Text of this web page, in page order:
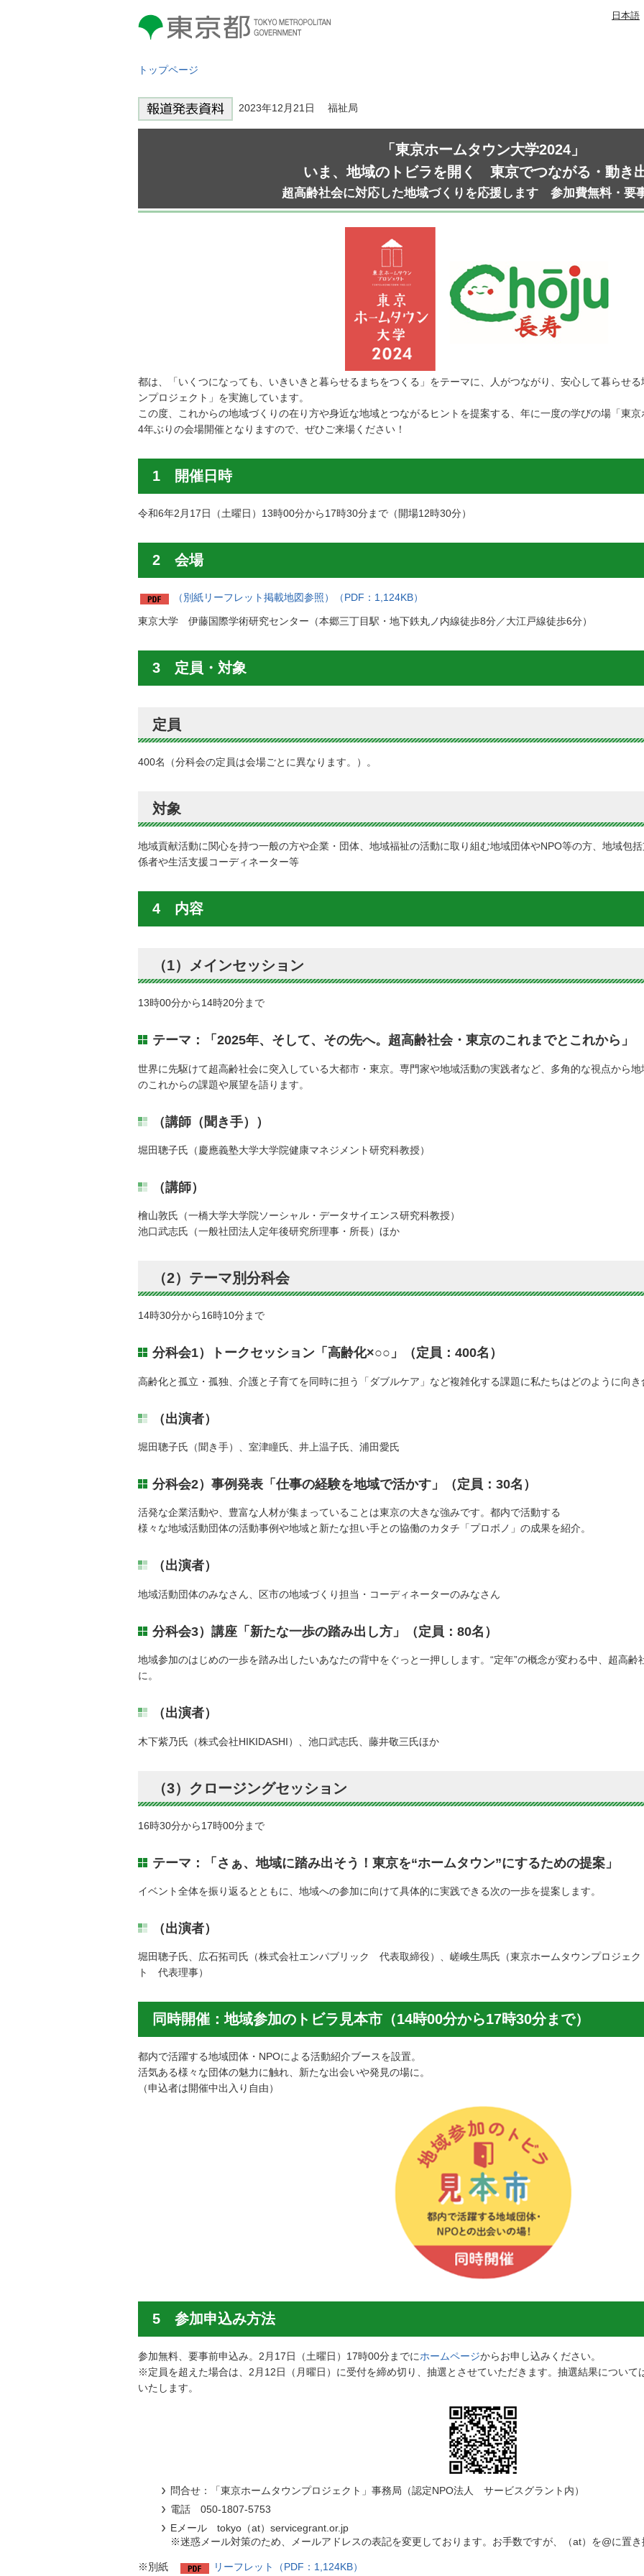
東京都 TOKYO METROPOLITAN
GOVERNMENT
日本語
トップページ
2023年12月21日 福祉局
「東京ホームタウン大学2024」
いま、地域のトビラを開く 東京でつながる・動き
超高齢社会に対応した地域づくりを応援します 参加費無料・要
都は、「いくつになっても、いきいきと暮らせるまちをつくる」をテーマに、人がつながり、安心して暮らせ
ンプロジェクト」を実施しています。
この度、これからの地域づくりの在り方や身近な地域とつながるヒントを提案する、年に一度の学びの場「東京
4年ぶりの会場開催となりますので、ぜひご来場ください！
1 開催日時
令和6年2月17日（土曜日）13時00分から17時30分まで（開場12時30分）
2 会場
（別紙リーフレット掲載地図参照）（PDF：1,124KB）
東京大学 伊藤国際学術研究センター（本郷三丁目駅・地下鉄丸ノ内線徒歩8分／大江戸線徒歩6分）
3 定員・対象
定員
400名（分科会の定員は会場ごとに異なります。）。
対象
地域貢献活動に関心を持つ一般の方や企業・団体、地域福祉の活動に取り組む地域団体やNPO等の方、地域包
係者や生活支援コーディネーター等
4 内容
（1）メインセッション
13時00分から14時20分まで
テーマ：「2025年、そして、その先へ。超高齢社会・東京のこれまでとこれから」
世界に先駆けて超高齢社会に突入している大都市・東京。専門家や地域活動の実践者など、多角的な視点から
のこれからの課題や展望を語ります。
（講師（聞き手））
堀田聰子氏（慶應義塾大学大学院健康マネジメント研究科教授）
（講師）
檜山敦氏（一橋大学大学院ソーシャル・データサイエンス研究科教授）
池口武志氏（一般社団法人定年後研究所理事・所長）ほか
（2）テーマ別分科会
14時30分から16時10分まで
分科会1）トークセッション「高齢化×○○」（定員：400名）
高齢化と孤立・孤独、介護と子育てを同時に担う「ダブルケア」など複雑化する課題に私たちはどのように向き
（出演者）
堀田聰子氏（聞き手）、室津瞳氏、井上温子氏、浦田愛氏
分科会2）事例発表「仕事の経験を地域で活かす」（定員：30名）
活発な企業活動や、豊富な人材が集まっていることは東京の大きな強みです。都内で活動する
様々な地域活動団体の活動事例や地域と新たな担い手との協働のカタチ「プロボノ」の成果を紹介。
（出演者）
地域活動団体のみなさん、区市の地域づくり担当・コーディネーターのみなさん
分科会3）講座「新たな一歩の踏み出し方」（定員：80名）
地域参加のはじめの一歩を踏み出したいあなたの背中をぐっと一押しします。“定年”の概念が変わる中、超高齢
に。
（出演者）
木下紫乃氏（株式会社HIKIDASHI）、池口武志氏、藤井敬三氏ほか
（3）クロージングセッション
16時30分から17時00分まで
テーマ：「さぁ、地域に踏み出そう！東京を“ホームタウン”にするための提案」
イベント全体を振り返るとともに、地域への参加に向けて具体的に実践できる次の一歩を提案します。
（出演者）
堀田聰子氏、広石拓司氏（株式会社エンパブリック 代表取締役）、嵯峨生馬氏（東京ホームタウンプロジェ
ト 代表理事）
同時開催：地域参加のトビラ見本市（14時00分から17時30分まで）
都内で活躍する地域団体・NPOによる活動紹介ブースを設置。
活気ある様々な団体の魅力に触れ、新たな出会いや発見の場に。
（申込者は開催中出入り自由）
5 参加申込み方法
参加無料、要事前申込み。2月17日（土曜日）17時00分までにホームページからお申し込みください。
※定員を超えた場合は、2月12日（月曜日）に受付を締め切り、抽選とさせていただきます。抽選結果について
いたします。
問合せ：「東京ホームタウンプロジェクト」事務局（認定NPO法人 サービスグラント内）
電話 050-1807-5753
Eメール tokyo（at）servicegrant.or.jp
※迷惑メール対策のため、メールアドレスの表記を変更しております。お手数ですが、（at）を@に置き
※別紙 リーフレット（PDF：1,124KB）